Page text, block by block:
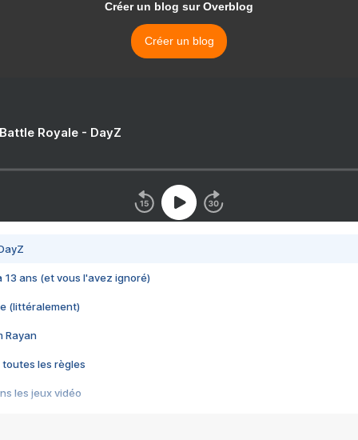
Créer un blog sur Overblog
Créer un blog
Royale - DayZ
13 ans (et vous l'avez ignoré)
(littéralement)
Rayan
toutes les règles
les jeux vidéo